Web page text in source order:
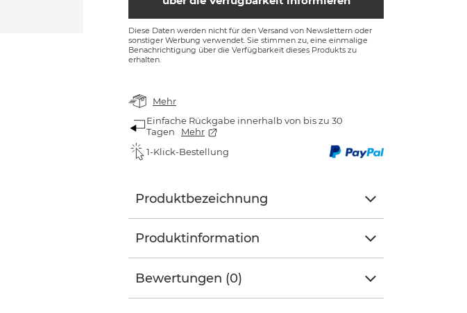
Diese Daten werden nicht für den Versand von Newslettern oder
sonstiger Werbung verwendet. Sie stimmen zu, eine einmalige
Benachrichtigung über die Verfügbarkeit dieses Produkts zu
erhalten.
Mehr
Einfache Rückgabe innerhalb von bis zu 30
Tagen
Mehr
1-Klick-Bestellung
Produktbezeichnung
Produktinformation
Bewertungen (0)